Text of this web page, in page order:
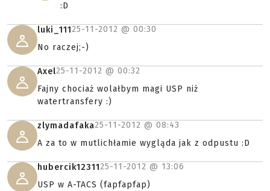
:D
luki_11125-11-2012 @ 00:30
No raczej;-)
Axel25-11-2012 @ 00:32
Fajny chociaż wolałbym magi USP niż
watertransfery :)
zlymadafaka25-11-2012 @ 08:43
A za to w mutlichłamie wygląda jak z odpustu :D
hubercik1231125-11-2012 @ 13:06
USP w A-TACS (fapfapfap)